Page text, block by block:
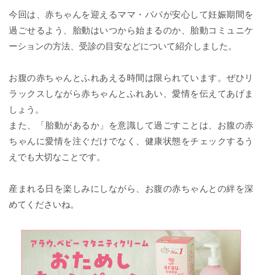
今回は、赤ちゃんを迎えるママ・パパが安心して妊娠期間を
過ごせるよう、胎動はいつから始まるのか、胎動コミュニケ
ーションの方法、受診の目安などについて紹介しました。
お腹の赤ちゃんとふれあえる時間は限られています。ぜひリ
ラックスしながら赤ちゃんとふれあい、愛情を伝えてあげま
しょう。
また、「胎動があるか」を意識して過ごすことは、お腹の赤
ちゃんに愛情を注ぐだけでなく、健康状態をチェックするう
えでも大切なことです。
産まれる日を楽しみにしながら、お腹の赤ちゃんとの絆を深
めてくださいね。